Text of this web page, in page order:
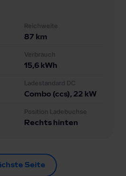
Reichweite
87 km
Verbrauch
15,6 kWh
Ladestandard DC
Combo (ccs), 22 kW
Position Ladebuchse
Rechts hinten
Seite